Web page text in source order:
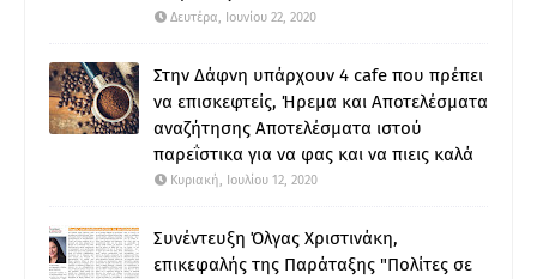
Δευτέρα, Ιουνίου 22, 2020
Στην Δάφνη υπάρχουν 4 cafe που πρέπει
να επισκεφτείς, Ήρεμα και Αποτελέσματα
αναζήτησης Αποτελέσματα ιστού
παρεΐστικα για να φας και να πιεις καλά
Κυριακή, Ιουλίου 12, 2020
Συνέντευξη Όλγας Χριστινάκη,
επικεφαλής της Παράταξης "Πολίτες σε